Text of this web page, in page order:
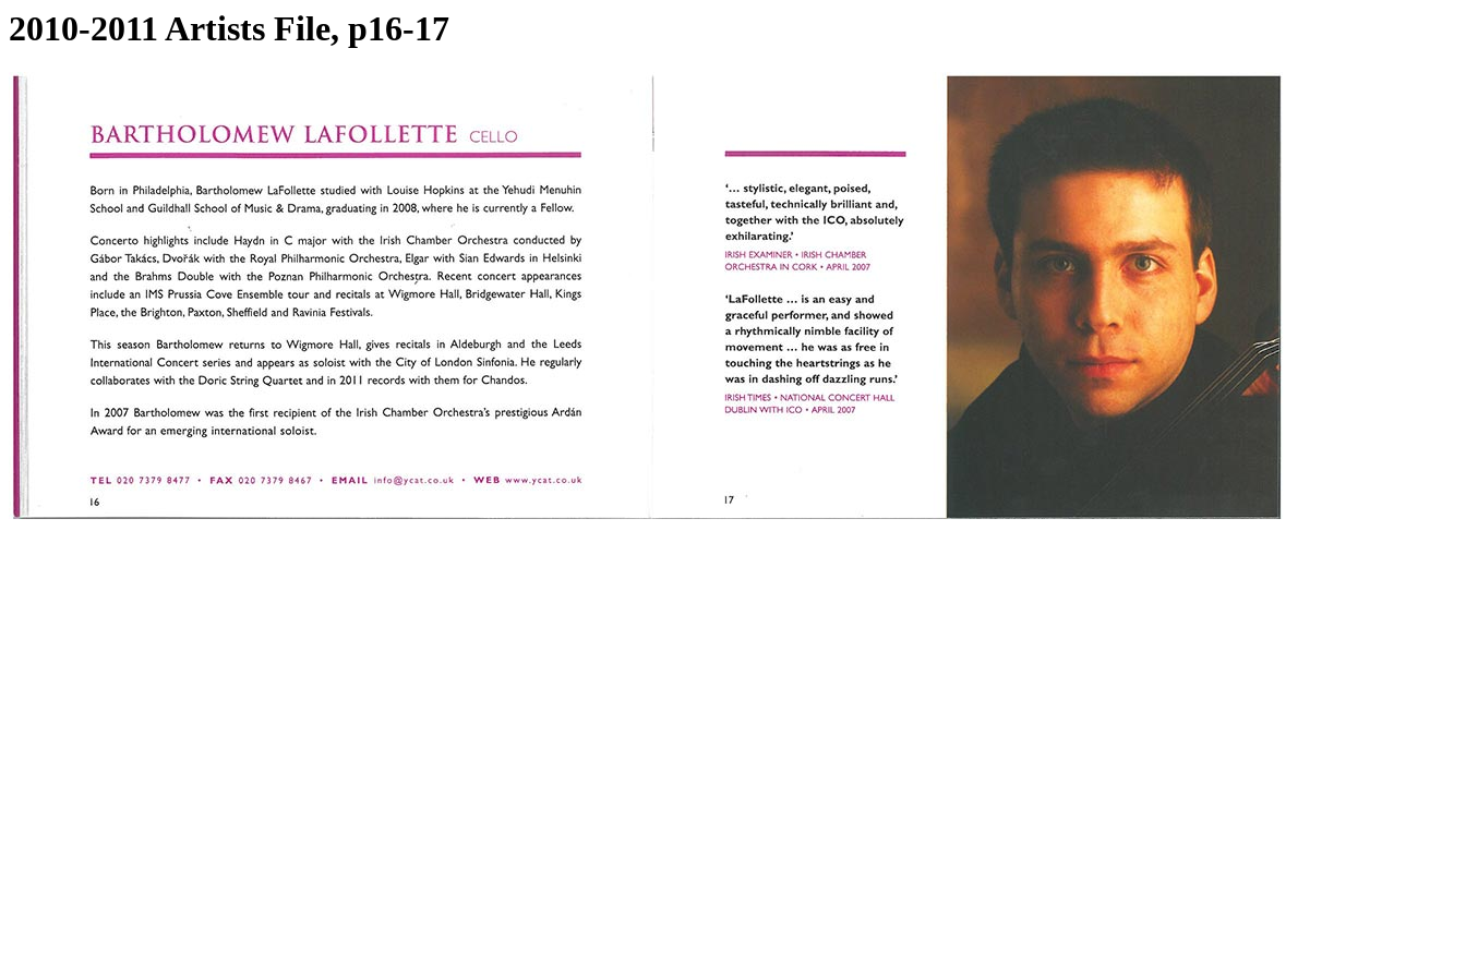
2010-2011 Artists File, p16-17